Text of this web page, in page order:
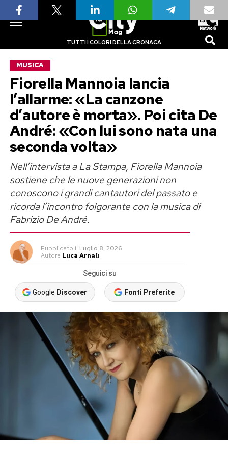
TUTTI I COLORI DELLA CRONACA
MUSICA
Fiorella Mannoia lancia
l’allarme: «La canzone
d’autore è morta». Poi cita De
André: «Con lui sono nata una
seconda volta»
Nell’intervista a La Stampa, Fiorella Mannoia
sostiene che le nuove generazioni non
conoscono i grandi cantautori del passato e
ricorda l’incontro folgorante con la musica di
Fabrizio De André.
Pubblicato il Luglio 8, 2026
Autore Luca Arnaù
Seguici su
Google Discover Fonti Preferite